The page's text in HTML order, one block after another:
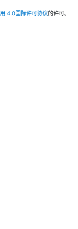
4.0国际许可协议的许可。